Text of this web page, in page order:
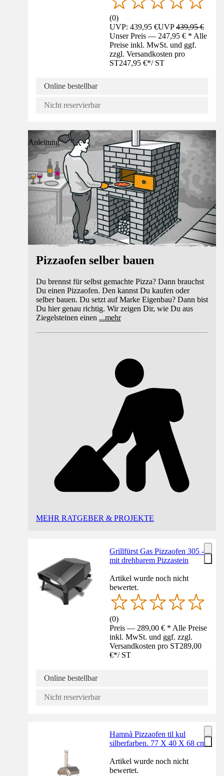
(0)
UVP: 439,95 €UVP439,95 €
Unser Preis — 247,95 € * Alle
Preise inkl. MwSt. und ggf.
zzgl. Versandkosten pro
ST247,95 €*/ ST
Online bestellbar
Nicht reservierbar
Anleitung
Pizzaofen selber bauen
Du brennst für selbst gemachte Pizza? Dann brauchst
Du einen Pizzaofen. Den kannst Du kaufen oder
selber bauen. Du setzt auf Marke Eigenbau? Dann bist
Du hier genau richtig. Wir zeigen Dir, wie Du aus
Ziegelsteinen einen ...mehr
MEHR RATGEBER & PROJEKTE
Grillfürst Gas Pizzaofen 305 -
mit drehbarem Pizzastein
Artikel wurde noch nicht
bewertet.
(0)
Preis — 289,00 € * Alle Preise
inkl. MwSt. und ggf. zzgl.
Versandkosten pro ST289,00
€*/ ST
Online bestellbar
Nicht reservierbar
Hamnå Pizzaofen til kul
silberfarben. 77 X 40 X 68 cm
Artikel wurde noch nicht
bewertet.